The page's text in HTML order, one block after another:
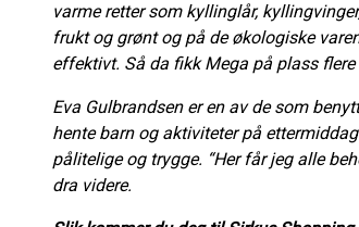
varme retter som kyllinglår,
frukt og grønt og på de økologiske
effektivt. Så da fikk Mega på plass
Eva Gulbrandsen er en av de som
hente barn og aktiviteter på
pålitelige og trygge. “Her får jeg alle
dra videre.